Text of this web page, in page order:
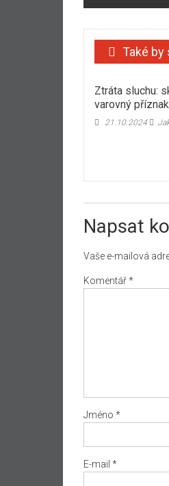
Také by
Ztráta sluchu:
varovný
21.10.2024
Napsat
Vaše e-mailová
Komentář*
Jméno *
E-mail *